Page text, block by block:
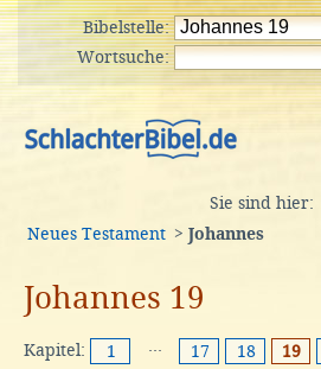
Bibelstelle:
Wortsuche:
Sie sind hier:
Neues Testament > Johannes
Johannes 19
Kapitel: 1 ··· 17 18 19